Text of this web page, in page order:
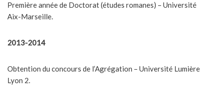
Première année de Doctorat (études romanes) – Université
Aix-Marseille.
2013-2014
Obtention du concours de l’Agrégation – Université Lumière
Lyon 2.